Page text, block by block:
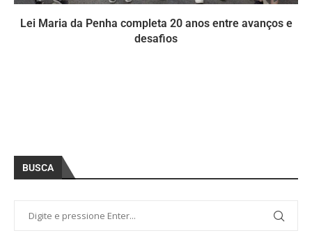
Lei Maria da Penha completa 20 anos entre avanços e
desafios
BUSCA